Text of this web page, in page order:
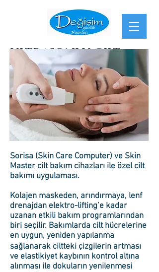
ultrasonlu cılt
bakımı
Sorisa (Skin Care Computer) ve Skin
Master cilt bakım cihazları ile özel cilt
bakımı uygulaması.
Kolajen maskeden, arındırmaya, lenf
drenajdan elektro-lifting’e kadar
uzanan etkili bakım programlarından
biri seçilir. Bakımlarda cilt hücrelerine
en uygun, yeniden yapılanma
sağlanarak ciltteki çizgilerin artması
ve elastikiyet kaybının kontrol altına
alınması ile dokuların yenilenmesi